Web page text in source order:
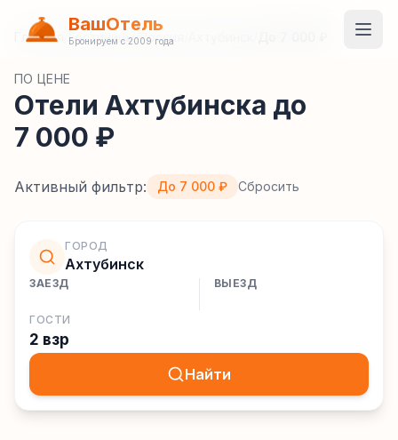
ВашОтель
Бронируем с 2009 года
Главная Гостиницы/Россия
ПО ЦЕНЕ
Отели Ахтубинска до
7 000 ₽
Активный фильтр: До 7 000 ₽ Сбросить
ГОРОД
Ахтубинск
ЗАЕЗД ВЫЕЗД
ГОСТИ
2 взр
Найти